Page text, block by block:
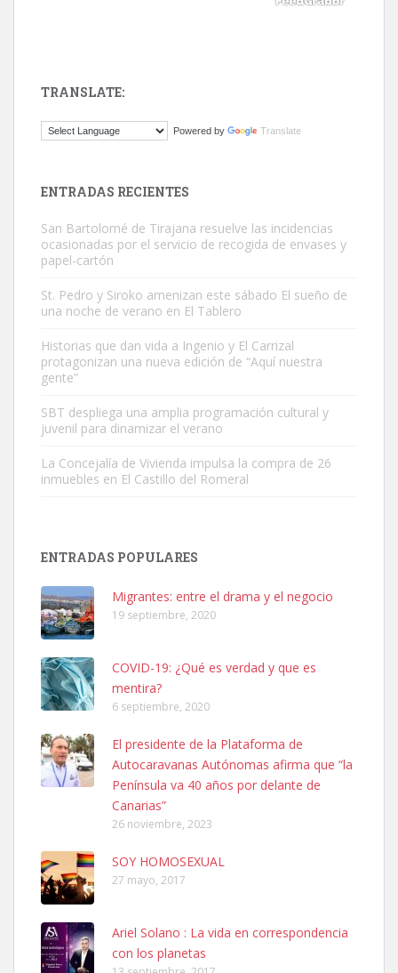
El ayuntamiento se va a llevar a Los Gatos callejeros de la zona los
Este gato macho ha aparecido en la calle hace menos de un mes,
es muy manso y extremadamente cari...
Leales.org » Gran Canaria
Leales.org » Gran Canaria
SHIBA PERDIDO AVDA JOSE MESA Y LOPEZ
PERRO MACHO RAZA SHIBA CON MICROCHIP PERDIDO HOY
06/07/2025 ZONA MESA Y LOPEZ. ES MUY ASUSTADIZO
Leales.org » Gran Canaria
6.7.2025
Ninfa perdida
El día 5 se los perdió una ninfa papillera, asustada tiene miedo a la
TRANSLATE:
Powered by Translate
ENTRADAS RECIENTES
San Bartolomé de Tirajana resuelve las incidencias
ocasionadas por el servicio de recogida de envases y
papel-cartón
St. Pedro y Siroko amenizan este sábado El sueño de
una noche de verano en El Tablero
Historias que dan vida a Ingenio y El Carrizal
protagonizan una nueva edición de “Aquí nuestra
gente”
SBT despliega una amplia programación cultural y
juvenil para dinamizar el verano
La Concejalía de Vivienda impulsa la compra de 26
inmuebles en El Castillo del Romeral
ENTRADAS POPULARES
Migrantes: entre el drama y el negocio
19 septiembre, 2020
COVID-19: ¿Qué es verdad y que es
mentira?
6 septiembre, 2020
El presidente de la Plataforma de
Autocaravanas Autónomas afirma que “la
Península va 40 años por delante de
Canarias”
26 noviembre, 2023
SOY HOMOSEXUAL
27 mayo, 2017
Ariel Solano : La vida en correspondencia
con los planetas